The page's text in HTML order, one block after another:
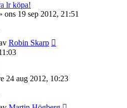
lr köpa!
ons 19 sep 2012, 21:51
Robin Skarp
24 aug 2012, 10:23